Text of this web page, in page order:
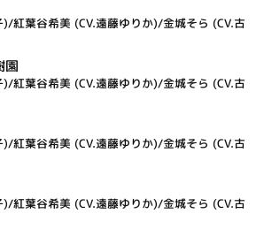
)/紅葉谷希美 (CV.遠藤ゆりか)/金城そら (CV.古
園
)/紅葉谷希美 (CV.遠藤ゆりか)/金城そら (CV.古
)/紅葉谷希美 (CV.遠藤ゆりか)/金城そら (CV.古
)/紅葉谷希美 (CV.遠藤ゆりか)/金城そら (CV.古